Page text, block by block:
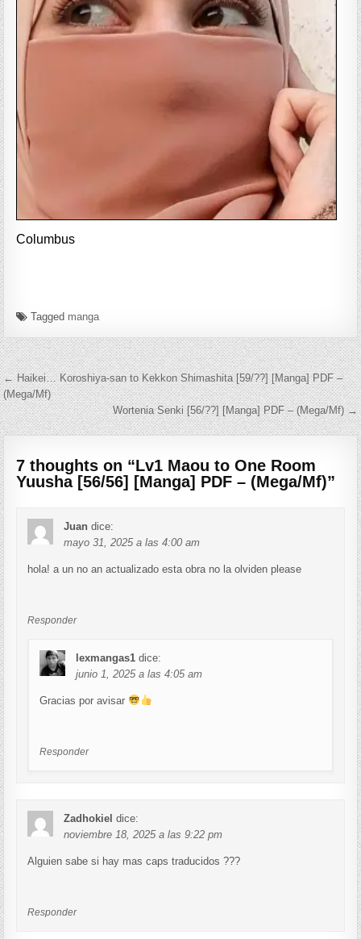
Columbus
Tagged manga
Navegación de entradas
← Haikei… Koroshiya-san to Kekkon Shimashita [59/??] [Manga] PDF –
(Mega/Mf)
Wortenia Senki [56/??] [Manga] PDF – (Mega/Mf) →
7 thoughts on “Lv1 Maou to One Room
Yuusha [56/56] [Manga] PDF – (Mega/Mf)”
Juan dice:
mayo 31, 2025 a las 4:00 am
hola! a un no an actualizado esta obra no la olviden please
Responder
lexmangas1 dice:
junio 1, 2025 a las 4:05 am
Gracias por avisar
Responder
Zadhokiel dice:
noviembre 18, 2025 a las 9:22 pm
Alguien sabe si hay mas caps traducidos ???
Responder